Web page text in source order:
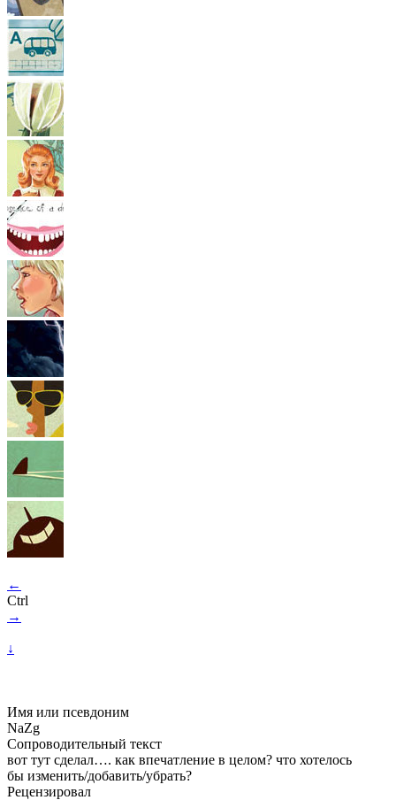
←
Ctrl
→
↓
Имя или псевдоним
NaZg
Сопроводительный текст
вот тут сделал…. как впечатление в целом? что хотелось
бы изменить/добавить/убрать?
Рецензировал